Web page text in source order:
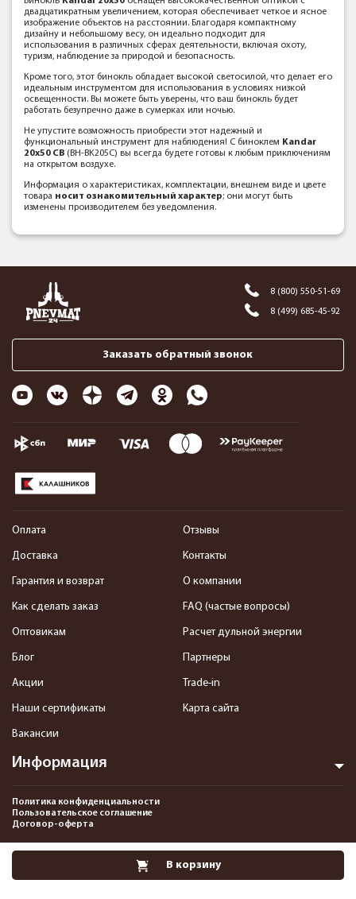
В корзину
двадцатикратным увеличением, которая обеспечивает четкое и ясное
изображение объектов на расстоянии. Благодаря компактному
дизайну и небольшому весу, он идеально подходит для
использования в различных сферах деятельности, включая охоту,
туризм, наблюдение за природой и безопасность.
Кроме того, этот бинокль обладает высокой светосилой, что делает его
идеальным инструментом для использования в условиях низкой
освещенности. Вы можете быть уверены, что ваш бинокль будет
работать безупречно даже в сумерках или ночью.
Не упустите возможность приобрести этот надежный и
функциональный инструмент для наблюдения! С биноклем Kandar
20x50 СВ (BH-BK205С) вы всегда будете готовы к любым приключениям
на открытом воздухе.
Информация о характеристиках, комплектации, внешнем виде и цвете
товара носит ознакомительный характер; они могут быть
изменены производителем без уведомления.
8 (800) 550-51-69
8 (499) 685-45-92
Заказать обратный звонок
Информация
Оплата
Доставка
Гарантия и возврат
Как сделать заказ
Оптовикам
Блог
Акции
Наши сертификаты
Вакансии
Отзывы
Контакты
О компании
FAQ (частые вопросы)
Расчет дульной энергии
Партнеры
Trade-in
Карта сайта
Политика конфиденциальности
Пользовательское соглашение
Договор-оферта
2013-2026 Интернет-магазин пневматики, страйкбола и снаряжения–
Pnevmat24.ru. Все права защищены.©